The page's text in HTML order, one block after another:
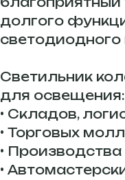
долгого
Светильник
для освещения:
• Складов,
• Торговых
•
•